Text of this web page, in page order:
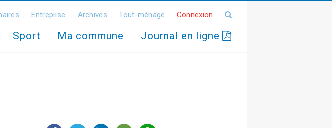
Entreprise Archives Tout-ménage Connexion
Sport Ma commune Journal en ligne